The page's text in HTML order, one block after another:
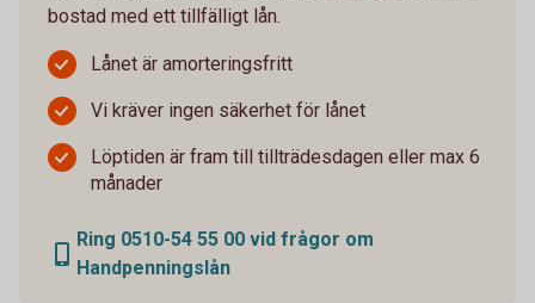
bostad med ett tillfälligt lån.
Lånet är amorteringsfritt
Vi kräver ingen säkerhet för lånet
Löptiden är fram till tillträdesdagen eller max 6
månader
Ring 0510-54 55 00 vid frågor om
Handpenningslån